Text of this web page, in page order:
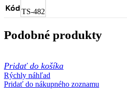
KódTS-482
Podobné produkty
Pridať do košíka
Rýchly náhľad
Pridať do nákupného zoznamu